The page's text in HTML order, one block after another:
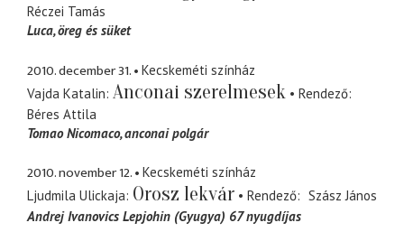
Réczei Tamás
Luca öreg és süket
2010. december 31.
Kecskeméti színház
Vajda Katalin Anconai szerelmesek
Rendező
Béres Attila
Tomao Nicomaco anconai polgár
2010. november 12.
Kecskeméti színház
Ljudmila Ulickaja Orosz lekvár Rendező
Szász János
Andrej Ivanovics Lepjohin (Gyugya) 67 nyugdíjas